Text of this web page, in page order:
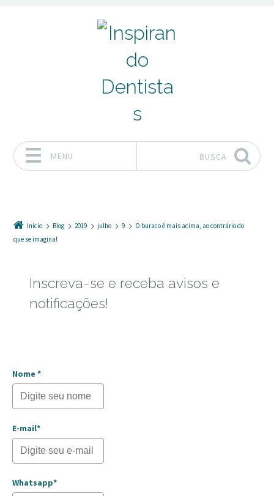
MENU BUSCA
Início Blog 2019 julho 9
O buraco é mais acima, ao contrário do
que se imagina!
Inscreva-se e receba avisos e
notificações!
Nome *
E-mail*
Whatsapp*